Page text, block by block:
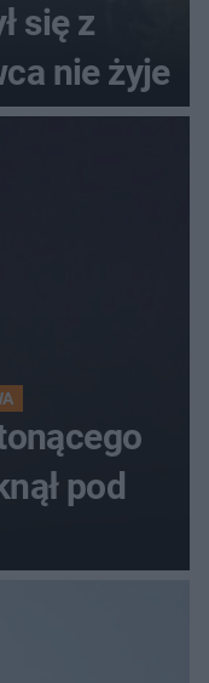
się z
nie żyje
pod